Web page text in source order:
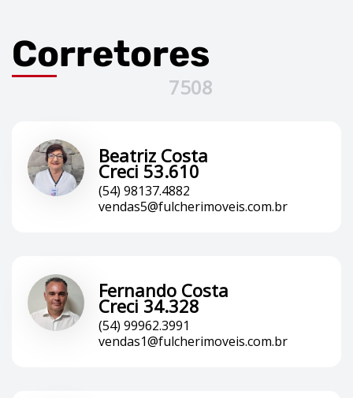
Corretores
7508
Beatriz Costa
Creci 53.610
(54) 98137.4882
vendas5@fulcherimoveis.com.br
Fernando Costa
Creci 34.328
(54) 99962.3991
vendas1@fulcherimoveis.com.br